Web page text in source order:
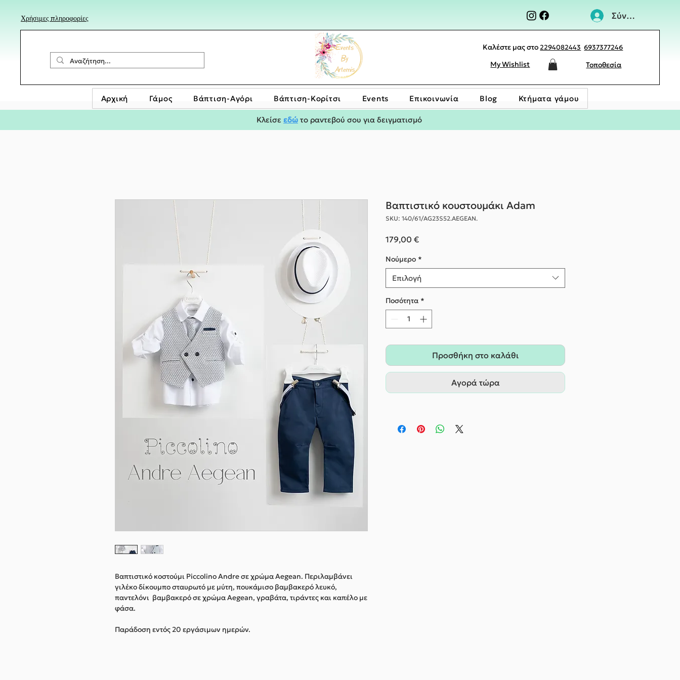
Χρήσιμες πληροφορίες Σύνδεση
Καλέστε μας στο2294082443 6937377246
My Wishlist Τοποθεσία
Αρχική Γάμος Βάπτιση-Αγόρι Bάπτιση-Κορίτσι Events Επικοινωνία Blog Κτήματα γάμου
Κλείσε εδώ το ραντεβού σου για δειγματισμό
Βαπτιστικό κοστούμι Piccolino Andre σε χρώμα Aegean. Περιλαμβάνει
γιλέκο δίκουμπο σταυρωτό με μύτη, πουκάμισο βαμβακερό λευκό,
παντελόνι βαμβακερό σε χρώμα Aegean, γραβάτα, τιράντες και καπέλο με
φάσα.
Παράδοση εντός 20 εργάσιμων ημερών.
Βαπτιστικό κουστουμάκι Adam
SKU: 140/61/AG23S52.AEGEAN.
179,00 €Τιμή
Nούμερο *
Επιλογή
Ποσότητα *
Προσθήκη στο καλάθι
Αγορά τώρα